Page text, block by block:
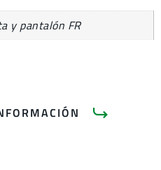
y pantalón FR